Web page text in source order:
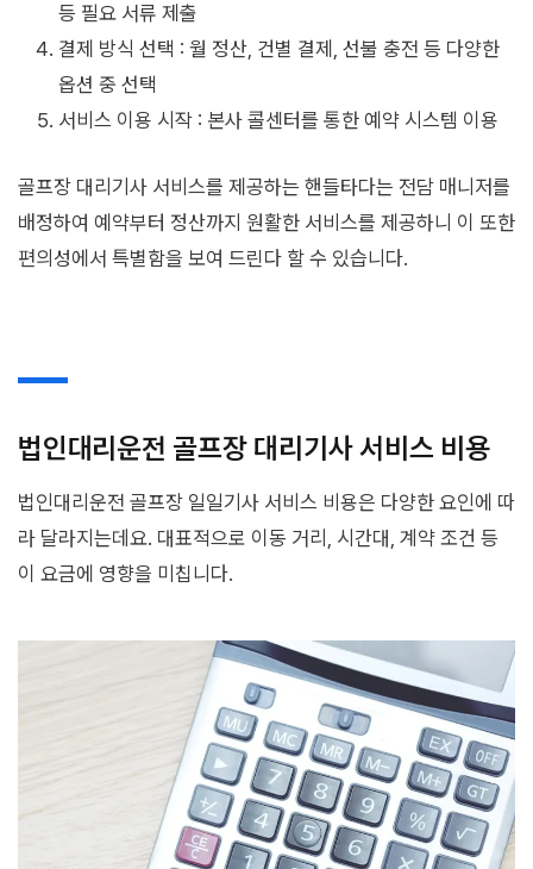
등 필요 서류 제출
결제 방식 선택 : 월 정산, 건별 결제, 선불 충전 등 다양한
옵션 중 선택
서비스 이용 시작 : 본사 콜센터를 통한 예약 시스템 이용
골프장 대리기사 서비스를 제공하는 핸들타다는 전담 매니저를
배정하여 예약부터 정산까지 원활한 서비스를 제공하니 이 또한
편의성에서 특별함을 보여 드린다 할 수 있습니다.
법인대리운전 골프장 대리기사 서비스 비용
법인대리운전 골프장 일일기사 서비스 비용은 다양한 요인에 따
라 달라지는데요. 대표적으로 이동 거리, 시간대, 계약 조건 등
이 요금에 영향을 미칩니다.